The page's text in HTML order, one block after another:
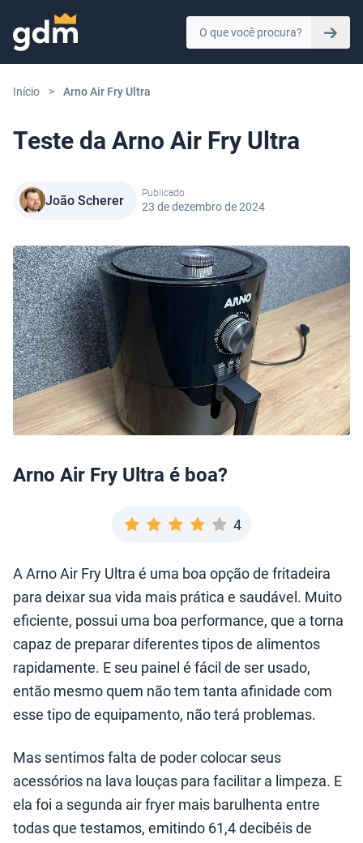
Skip to content
Início > Arno Air Fry Ultra
Teste da Arno Air Fry Ultra
João Scherer Publicado
23 de dezembro de 2024
Arno Air Fry Ultra é boa?
4
A Arno Air Fry Ultra é uma boa opção de fritadeira
para deixar sua vida mais prática e saudável. Muito
eficiente, possui uma boa performance, que a torna
capaz de preparar diferentes tipos de alimentos
rapidamente. E seu painel é fácil de ser usado,
então mesmo quem não tem tanta afinidade com
esse tipo de equipamento, não terá problemas.
Mas sentimos falta de poder colocar seus
acessórios na lava louças para facilitar a limpeza. E
ela foi a segunda air fryer mais barulhenta entre
todas que testamos, emitindo 61,4 decibéis de